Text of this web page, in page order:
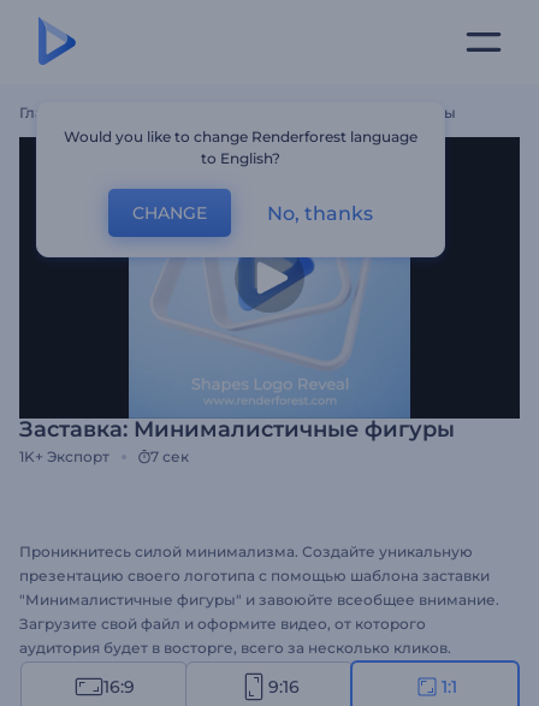
Главная Заставка: Минималистичные Фигуры
Заставка: Минималистичные фигуры
1K+ Экспорт 7 сек
Проникнитесь силой минимализма. Создайте уникальную
презентацию своего логотипа с помощью шаблона заставки
"Минималистичные фигуры" и завоюйте всеобщее внимание.
Загрузите свой файл и оформите видео, от которого
аудитория будет в восторге, всего за несколько кликов.
Шаблон отлично подходит для оформления презентаций для
компаний, заставок для презентаций, рекламы на ТВ и
16:9 9:16 1:1
Would you like to change Renderforest language
to English?
CHANGE No, thanks